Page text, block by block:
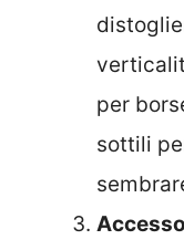
per
sottili